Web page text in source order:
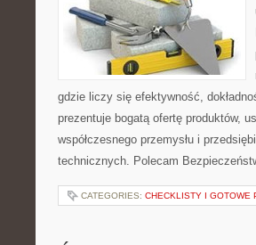
gdzie liczy się efektywność,
prezentuje bogatą ofertę produktów,
współczesnego przemysłu i
technicznych. Polecam
CATEGORIES: CHECKLISTY I GOTOWE